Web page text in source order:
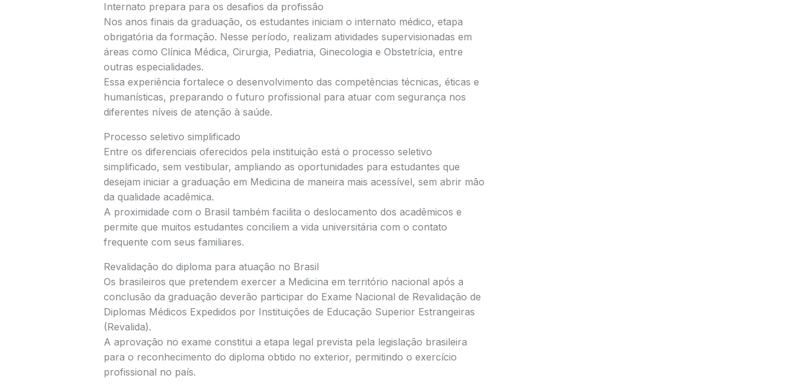
Internato prepara para os desafios da profissão
Nos anos finais da graduação, os estudantes iniciam o internato médico, etapa
obrigatória da formação. Nesse período, realizam atividades supervisionadas em
áreas como Clínica Médica, Cirurgia, Pediatria, Ginecologia e Obstetrícia, entre
outras especialidades.
Essa experiência fortalece o desenvolvimento das competências técnicas, éticas e
humanísticas, preparando o futuro profissional para atuar com segurança nos
diferentes níveis de atenção à saúde.
Processo seletivo simplificado
Entre os diferenciais oferecidos pela instituição está o processo seletivo
simplificado, sem vestibular, ampliando as oportunidades para estudantes que
desejam iniciar a graduação em Medicina de maneira mais acessível, sem abrir mão
da qualidade acadêmica.
A proximidade com o Brasil também facilita o deslocamento dos acadêmicos e
permite que muitos estudantes conciliem a vida universitária com o contato
frequente com seus familiares.
Revalidação do diploma para atuação no Brasil
Os brasileiros que pretendem exercer a Medicina em território nacional após a
conclusão da graduação deverão participar do Exame Nacional de Revalidação de
Diplomas Médicos Expedidos por Instituições de Educação Superior Estrangeiras
(Revalida).
A aprovação no exame constitui a etapa legal prevista pela legislação brasileira
para o reconhecimento do diploma obtido no exterior, permitindo o exercício
profissional no país.